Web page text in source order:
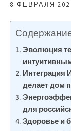
8 ФЕВРАЛЯ
Эволюция
Интеграция
делает дом
для
Здоровье и